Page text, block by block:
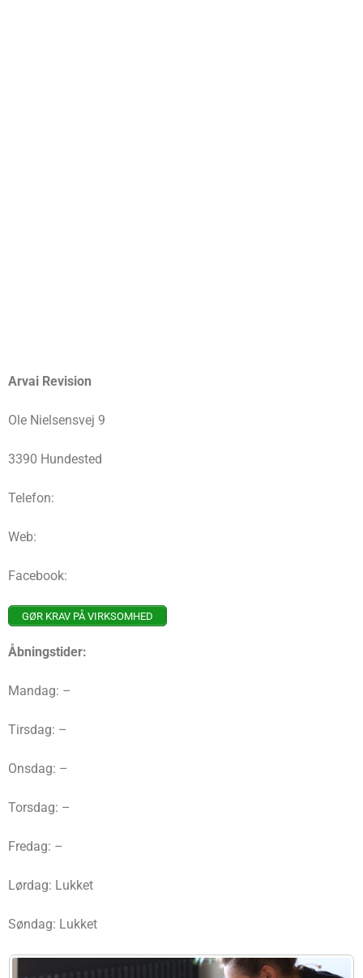
Arvai Revision
Ole Nielsensvej 9
3390 Hundested
Telefon:
Web:
Facebook:
GØR KRAV PÅ VIRKSOMHED
Åbningstider:
Mandag: –
Tirsdag: –
Onsdag: –
Torsdag: –
Fredag: –
Lørdag: Lukket
Søndag: Lukket